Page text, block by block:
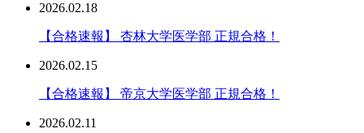
2026.02.18
【合格速報】 杏林大学医学部 正規合格！
2026.02.15
【合格速報】 帝京大学医学部 正規合格！
2026.02.11